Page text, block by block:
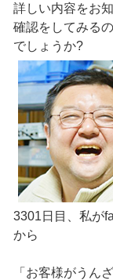
詳しい内容をお
確認をしてみる
でしょうか?
3301日目、私が
から
「お客様がうん